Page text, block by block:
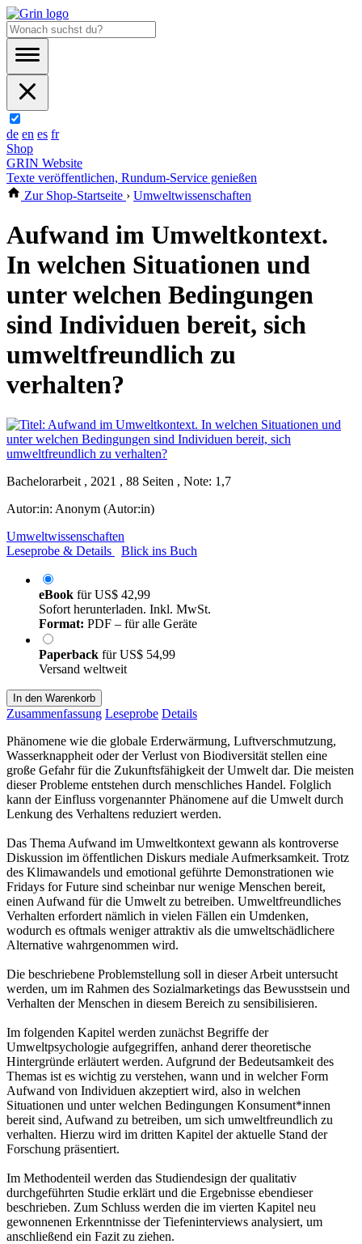
de en es fr
Shop
GRIN Website
Texte veröffentlichen, Rundum-Service genießen
Zur Shop-Startseite › Umweltwissenschaften
Aufwand im Umweltkontext.
In welchen Situationen und
unter welchen Bedingungen
sind Individuen bereit, sich
umweltfreundlich zu
verhalten?
Bachelorarbeit , 2021 , 88 Seiten , Note: 1,7
Autor:in: Anonym (Autor:in)
Umweltwissenschaften
Leseprobe & Details
Blick ins Buch
eBook fürUS$ 42,99
Sofort herunterladen. Inkl. MwSt.
Format: PDF – für alle Geräte
Paperback fürUS$ 54,99
Versand weltweit
In den Warenkorb
Zusammenfassung Leseprobe Details
Phänomene wie die globale Erderwärmung, Luftverschmutzung,
Wasserknappheit oder der Verlust von Biodiversität stellen eine
große Gefahr für die Zukunftsfähigkeit der Umwelt dar. Die meisten
dieser Probleme entstehen durch menschliches Handel. Folglich
kann der Einfluss vorgenannter Phänomene auf die Umwelt durch
Lenkung des Verhaltens reduziert werden.
Das Thema Aufwand im Umweltkontext gewann als kontroverse
Diskussion im öffentlichen Diskurs mediale Aufmerksamkeit. Trotz
des Klimawandels und emotional geführte Demonstrationen wie
Fridays for Future sind scheinbar nur wenige Menschen bereit,
einen Aufwand für die Umwelt zu betreiben. Umweltfreundliches
Verhalten erfordert nämlich in vielen Fällen ein Umdenken,
wodurch es oftmals weniger attraktiv als die umweltschädlichere
Alternative wahrgenommen wird.
Die beschriebene Problemstellung soll in dieser Arbeit untersucht
werden, um im Rahmen des Sozialmarketings das Bewusstsein und
Verhalten der Menschen in diesem Bereich zu sensibilisieren.
Im folgenden Kapitel werden zunächst Begriffe der
Umweltpsychologie aufgegriffen, anhand derer theoretische
Hintergründe erläutert werden. Aufgrund der Bedeutsamkeit des
Themas ist es wichtig zu verstehen, wann und in welcher Form
Aufwand von Individuen akzeptiert wird, also in welchen
Situationen und unter welchen Bedingungen Konsument*innen
bereit sind, Aufwand zu betreiben, um sich umweltfreundlich zu
verhalten. Hierzu wird im dritten Kapitel der aktuelle Stand der
Forschung präsentiert.
Im Methodenteil werden das Studiendesign der qualitativ
durchgeführten Studie erklärt und die Ergebnisse ebendieser
beschrieben. Zum Schluss werden die im vierten Kapitel neu
gewonnenen Erkenntnisse der Tiefeninterviews analysiert, um
anschließend ein Fazit zu ziehen.